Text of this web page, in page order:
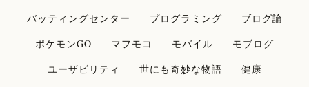
バッティングセンター
プログラミング
ブログ論
ポケモンGO
マフモコ モバイル
モブログ
ユーザビリティ
世にも奇妙な物語
健康